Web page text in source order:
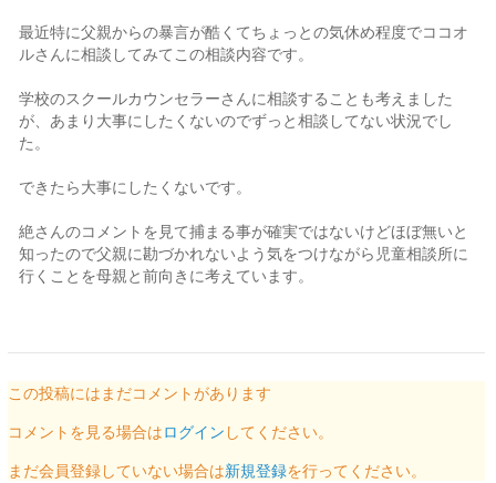
最近特に父親からの暴言が酷くてちょっとの気休め程度でココオ
ルさんに相談してみてこの相談内容です。
学校のスクールカウンセラーさんに相談することも考えました
が、あまり大事にしたくないのでずっと相談してない状況でし
た。
できたら大事にしたくないです。
絶さんのコメントを見て捕まる事が確実ではないけどほぼ無いと
知ったので父親に勘づかれないよう気をつけながら児童相談所に
行くことを母親と前向きに考えています。
この投稿にはまだコメントがあります
コメントを見る場合はログイン してください。
まだ会員登録していない場合は新規登録を行ってください。